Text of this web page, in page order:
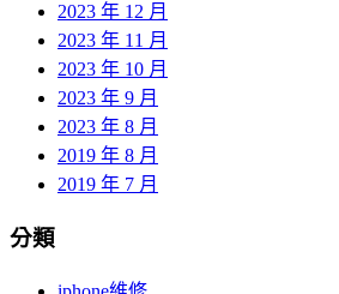
2023 年 12 月
2023 年 11 月
2023 年 10 月
2023 年 9 月
2023 年 8 月
2019 年 8 月
2019 年 7 月
分類